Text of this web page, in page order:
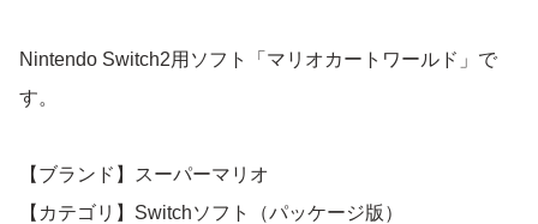
Nintendo Switch2用ソフト「マリオカートワールド」で
す。
【ブランド】スーパーマリオ
【カテゴリ】Switchソフト（パッケージ版）